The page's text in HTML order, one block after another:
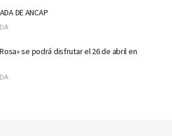
DE ANCAP
se podrá disfrutar el 26 de abril en